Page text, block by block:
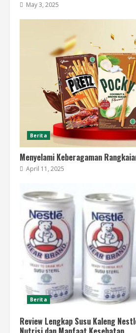
May 3, 2025
Berita
Menyelami Keberagaman
April 11, 2025
Berita
Review Lengkap Susu Kaleng